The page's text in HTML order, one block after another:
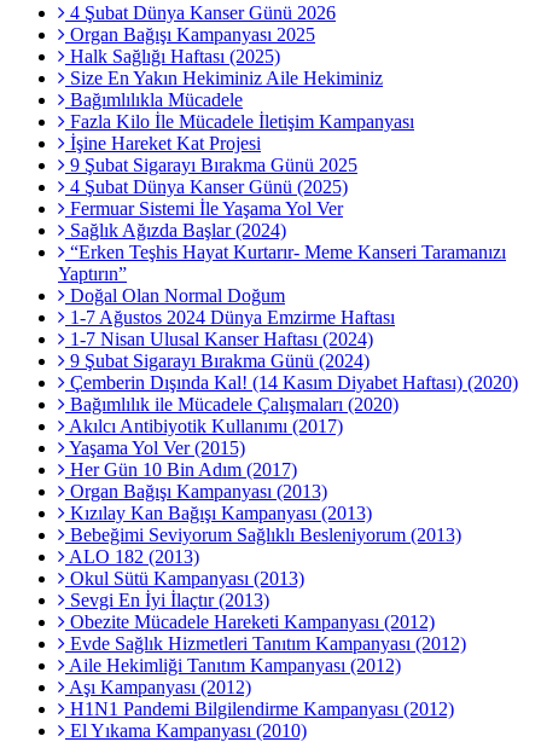
4 Şubat Dünya Kanser Günü 2026
Organ Bağışı Kampanyası 2025
Halk Sağlığı Haftası (2025)
Size En Yakın Hekiminiz Aile Hekiminiz
Bağımlılıkla Mücadele
Fazla Kilo İle Mücadele İletişim Kampanyası
İşine Hareket Kat Projesi
9 Şubat Sigarayı Bırakma Günü 2025
4 Şubat Dünya Kanser Günü (2025)
Fermuar Sistemi İle Yaşama Yol Ver
Sağlık Ağızda Başlar (2024)
“Erken Teşhis Hayat Kurtarır- Meme Kanseri Taramanızı
Yaptırın”
Doğal Olan Normal Doğum
1-7 Ağustos 2024 Dünya Emzirme Haftası
1-7 Nisan Ulusal Kanser Haftası (2024)
9 Şubat Sigarayı Bırakma Günü (2024)
Çemberin Dışında Kal! (14 Kasım Diyabet Haftası) (2020)
Bağımlılık ile Mücadele Çalışmaları (2020)
Akılcı Antibiyotik Kullanımı (2017)
Yaşama Yol Ver (2015)
Her Gün 10 Bin Adım (2017)
Organ Bağışı Kampanyası (2013)
Kızılay Kan Bağışı Kampanyası (2013)
Bebeğimi Seviyorum Sağlıklı Besleniyorum (2013)
ALO 182 (2013)
Okul Sütü Kampanyası (2013)
Sevgi En İyi İlaçtır (2013)
Obezite Mücadele Hareketi Kampanyası (2012)
Evde Sağlık Hizmetleri Tanıtım Kampanyası (2012)
Aile Hekimliği Tanıtım Kampanyası (2012)
Aşı Kampanyası (2012)
H1N1 Pandemi Bilgilendirme Kampanyası (2012)
El Yıkama Kampanyası (2010)